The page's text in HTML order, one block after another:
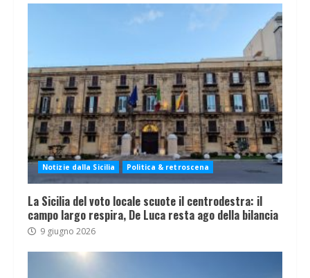
Notizie dalla Sicilia Politica & retroscena
La Sicilia del voto locale scuote il centrodestra: il
campo largo respira, De Luca resta ago della bilancia
9 giugno 2026